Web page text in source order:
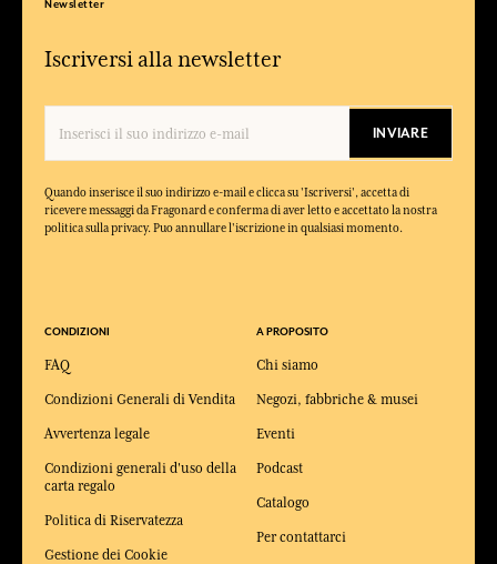
Newsletter
Iscriversi alla newsletter
INVIARE
Quando inserisce il suo indirizzo e-mail e clicca su 'Iscriversi', accetta di
ricevere messaggi da Fragonard e conferma di aver letto e accettato la nostra
politica sulla privacy. Puo annullare l'iscrizione in qualsiasi momento.
CONDIZIONI
FAQ
Condizioni Generali di Vendita
Avvertenza legale
Condizioni generali d'uso della
carta regalo
Politica di Riservatezza
Gestione dei Cookie
A PROPOSITO
Chi siamo
Negozi, fabbriche & musei
Eventi
Podcast
Catalogo
Per contattarci